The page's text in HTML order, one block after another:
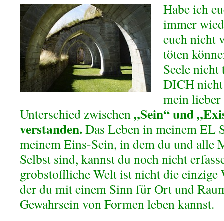
Habe ich
immer
euch nicht
töten
Seele nicht
DICH nicht
mein lieber
Unterschied zwischen„Sein“ und
verstanden.Das Leben in meinem EL
meinem Eins-Sein, in dem du und alle
Selbst sind, kannst du noch nicht
grobstoffliche Welt ist nicht die einzige
der du mit einem Sinn für Ort und
Gewahrsein von Formen leben kannst.